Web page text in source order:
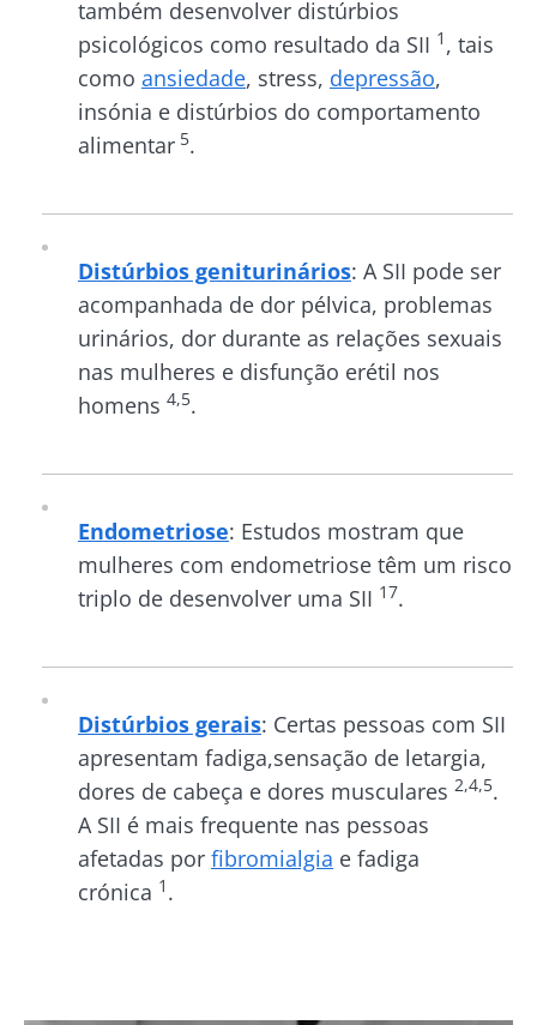
também desenvolver distúrbios
psicológicos como resultado da SII 1 , tais
como ansiedade, stress, depressão,
insónia e distúrbios do comportamento
alimentar 5.
Distúrbios geniturinários: A SII pode ser
acompanhada de dor pélvica, problemas
urinários, dor durante as relações sexuais
nas mulheres e disfunção erétil nos
homens 4,5.
Endometriose: Estudos mostram que
mulheres com endometriose têm um risco
triplo de desenvolver uma SII 17.
Distúrbios gerais: Certas pessoas com SII
apresentam fadiga,sensação de letargia,
dores de cabeça e dores musculares 2,4,5.
A SII é mais frequente nas pessoas
afetadas por fibromialgia e fadiga
crónica 1 .